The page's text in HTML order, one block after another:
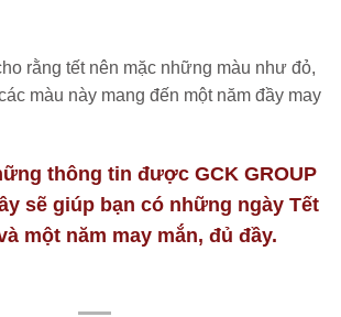
rằng tết nên mặc những màu như đỏ,
màu này mang đến một năm đầy may
thông tin được GCK GROUP
sẽ giúp bạn có những ngày Tết
một năm may mắn, đủ đầy.